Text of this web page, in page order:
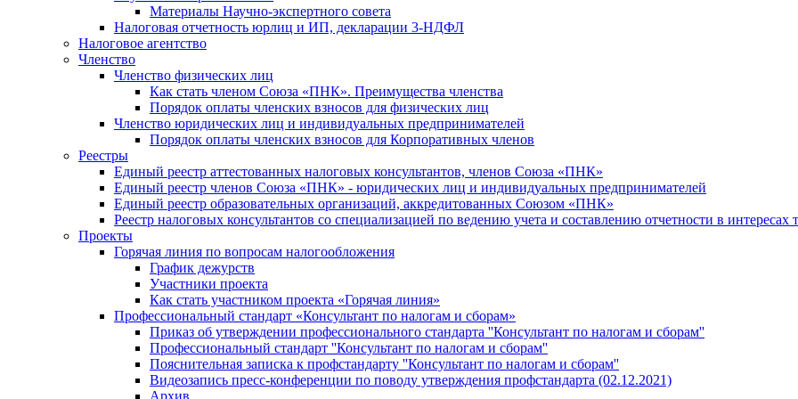
Материалы Научно-экспертного совета
Налоговая отчетность юрлиц и ИП, декларации 3-НДФЛ
Налоговое агентство
Членство
Членство физических лиц
Как стать членом Союза «ПНК». Преимущества членства
Порядок оплаты членских взносов для физических лиц
Членство юридических лиц и индивидуальных предпринимателей
Порядок оплаты членских взносов для Корпоративных членов
Реестры
Единый реестр аттестованных налоговых консультантов, членов Союза «ПНК»
Единый реестр членов Союза «ПНК» - юридических лиц и индивидуальных предпринимателей
Единый реестр образовательных организаций, аккредитованных Союзом «ПНК»
Реестр налоговых консультантов со специализацией по ведению учета и составлению отчетности в интересах
Проекты
Горячая линия по вопросам налогообложения
График дежурств
Участники проекта
Как стать участником проекта «Горячая линия»
Профессиональный стандарт «Консультант по налогам и сборам»
Приказ об утверждении профессионального стандарта ''Консультант по налогам и сборам''
Профессиональный стандарт ''Консультант по налогам и сборам''
Пояснительная записка к профстандарту ''Консультант по налогам и сборам''
Видеозапись пресс-конференции по поводу утверждения профстандарта (02.12.2021)
Архив